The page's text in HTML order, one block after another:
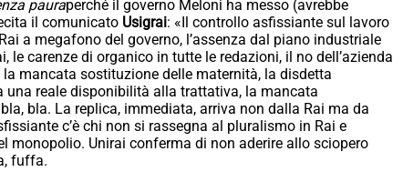
pauraperché il governo Meloni ha messo (avrebbe
il comunicato Usigrai: «Il controllo asfissiante sul lavoro
a megafono del governo, l’assenza dal piano industriale
le carenze di organico in tutte le redazioni, il no dell’azienda
mancata sostituzione delle maternità, la disdetta
una reale disponibilità alla trattativa, la mancata
bla. La replica, immediata, arriva non dalla Rai ma da
c’è chi non si rassegna al pluralismo in Rai e
monopolio. Unirai conferma di non aderire allo sciopero
fuffa.